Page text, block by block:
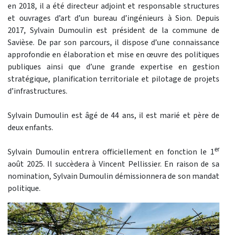
en 2018, il a été directeur adjoint et responsable structures
et ouvrages d’art d’un bureau d’ingénieurs à Sion. Depuis
2017, Sylvain Dumoulin est président de la commune de
Savièse. De par son parcours, il dispose d’une connaissance
approfondie en élaboration et mise en œuvre des politiques
publiques ainsi que d’une grande expertise en gestion
stratégique, planification territoriale et pilotage de projets
d’infrastructures.
Sylvain Dumoulin est âgé de 44 ans, il est marié et père de
deux enfants.
Sylvain Dumoulin entrera officiellement en fonction le 1er
août 2025. Il succèdera à Vincent Pellissier. En raison de sa
nomination, Sylvain Dumoulin démissionnera de son mandat
politique.